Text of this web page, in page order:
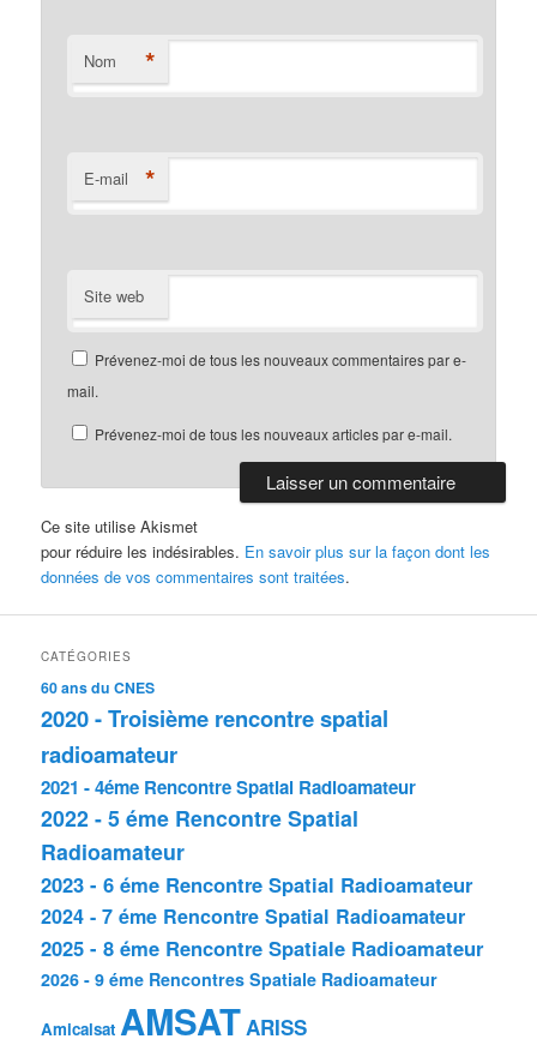
Nom *
E-mail *
Site web
Prévenez-moi de tous les nouveaux commentaires par e-
mail.
Prévenez-moi de tous les nouveaux articles par e-mail.
Ce site utilise Akismet
pour réduire les indésirables. En savoir plus sur la façon dont les
données de vos commentaires sont traitées.
CATÉGORIES
60 ans du CNES
2020 - Troisième rencontre spatial
radioamateur
2021 - 4éme Rencontre Spatial Radioamateur
2022 - 5 éme Rencontre Spatial
Radioamateur
2023 - 6 éme Rencontre Spatial Radioamateur
2024 - 7 éme Rencontre Spatial Radioamateur
2025 - 8 éme Rencontre Spatiale Radioamateur
2026 - 9 éme Rencontres Spatiale Radioamateur
Amicalsat AMSATARISS